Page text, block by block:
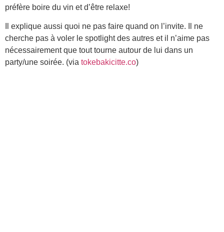
préfère boire du vin et d’être relaxe!
Il explique aussi quoi ne pas faire quand on l’invite. Il ne
cherche pas à voler le spotlight des autres et il n’aime pas
nécessairement que tout tourne autour de lui dans un
party/une soirée. (via tokebakicitte.co)